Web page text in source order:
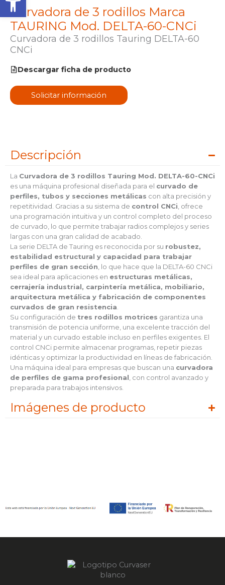
Curvadora de 3 rodillos Marca
TAURING Mod. DELTA-60-CNCi
Curvadora de 3 rodillos Tauring DELTA-60
CNCi
Descargar ficha de producto
Solicitar información
Descripción
La Curvadora de 3 rodillos Tauring Mod. DELTA-60-CNCi
es una máquina profesional diseñada para el curvado de
perfiles, tubos y secciones metálicas con alta precisión y
repetitividad. Gracias a su sistema de control CNCi , ofrece
una programación intuitiva y un control completo del proceso
de curvado, lo que permite trabajar radios complejos y series
largas con una gran calidad de acabado.
La serie DELTA de Tauring es reconocida por su robustez,
estabilidad estructural y capacidad para trabajar
perfiles de gran sección , lo que hace que la DELTA-60 CNCi
sea ideal para aplicaciones en estructuras metálicas,
cerrajería industrial, carpintería metálica, mobiliario,
arquitectura metálica y fabricación de componentes
curvados de gran resistencia
Su configuración de tres rodillos motrices garantiza una
transmisión de potencia uniforme, una excelente tracción del
material y un curvado estable incluso en perfiles exigentes. El
control CNCi permite almacenar programas, repetir piezas
idénticas y optimizar la productividad en líneas de fabricación.
Una máquina ideal para empresas que buscan una curvadora
de perfiles de gama profesional , con control avanzado y
preparada para trabajos intensivos.
Imágenes de producto